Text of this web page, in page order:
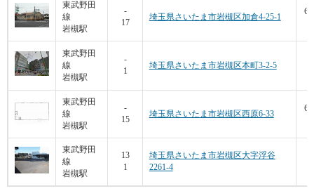
東武野田
線
岩槻駅
-
17
埼玉県さいたま市岩槻区加倉4-25-1
東武野田
線
岩槻駅
-
1
埼玉県さいたま市岩槻区本町3-2-5
東武野田
線
岩槻駅
-
15
埼玉県さいたま市岩槻区西原6-33
東武野田
線
岩槻駅
13
1
埼玉県さいたま市岩槻区大字浮谷
2261-4